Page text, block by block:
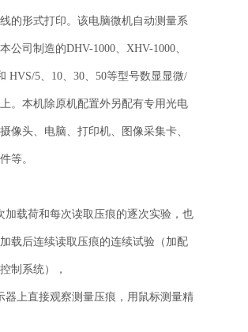
的形式打印。该电脑微机自动测量系
公司制造的DHV-1000、XHV-1000、
HVS/5、10、30、50等型号数显显微/
。本机除原机配置外另配有专用光电
像头、电脑、打印机、图像采集卡、
等。
加载荷和每次读取压痕的逐次实验，也
载后连续读取压痕的连续试验（加配
制系统），
器上直接观察测量压痕，用鼠标测量精